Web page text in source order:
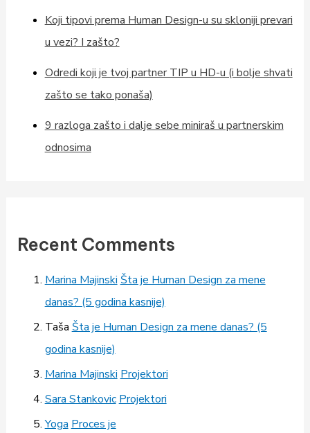
Koji tipovi prema Human Design-u su skloniji prevari
u vezi? I zašto?
Odredi koji je tvoj partner TIP u HD-u (i bolje shvati
zašto se tako ponaša)
9 razloga zašto i dalje sebe miniraš u partnerskim
odnosima
Recent Comments
Marina Majinski Šta je Human Design za mene
danas? (5 godina kasnije)
Taša Šta je Human Design za mene danas? (5
godina kasnije)
Marina Majinski Projektori
Sara Stankovic Projektori
Yoga Proces je